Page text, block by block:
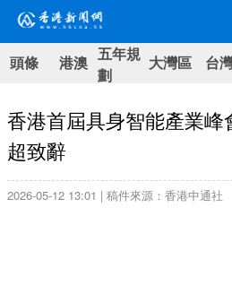
頭條 港澳 五年規
劃
大灣區 台
香港首屆具身智能產業
超致辭
2026-05-12 13:01 | 稿件來源：香港中通社